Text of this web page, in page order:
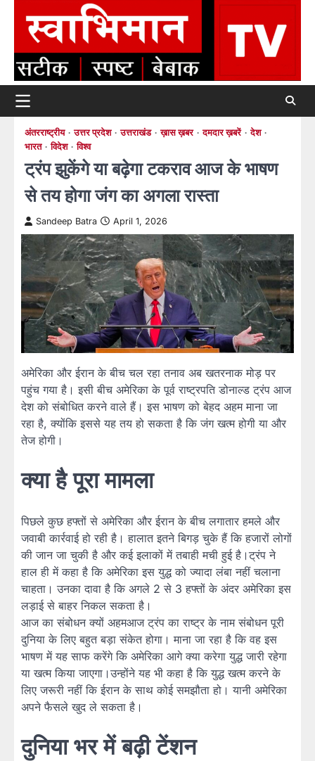
content
अंतरराष्ट्रीय उत्तर प्रदेश उत्तराखंड ख़ास ख़बर दमदार ख़बरें
देश
भारत
विदेश विश्व
ट्रंप झुकेंगे या बढ़ेगा टकराव आज के भाषण
से तय होगा जंग का अगला रास्ता
Sandeep Batra April 1, 2026
अमेरिका और ईरान के बीच चल रहा तनाव अब खतरनाक मोड़ पर
पहुंच गया है। इसी बीच अमेरिका के पूर्व राष्ट्रपति डोनाल्ड ट्रंप आज
देश को संबोधित करने वाले हैं। इस भाषण को बेहद अहम माना जा
रहा है, क्योंकि इससे यह तय हो सकता है कि जंग खत्म होगी या और
तेज होगी।
क्या है पूरा मामला
पिछले कुछ हफ्तों से अमेरिका और ईरान के बीच लगातार हमले और
जवाबी कार्रवाई हो रही है। हालात इतने बिगड़ चुके हैं कि हजारों लोगों
की जान जा चुकी है और कई इलाकों में तबाही मची हुई है।ट्रंप ने
हाल ही में कहा है कि अमेरिका इस युद्ध को ज्यादा लंबा नहीं चलाना
चाहता। उनका दावा है कि अगले 2 से 3 हफ्तों के अंदर अमेरिका इस
लड़ाई से बाहर निकल सकता है।
आज का संबोधन क्यों अहमआज ट्रंप का राष्ट्र के नाम संबोधन पूरी
दुनिया के लिए बहुत बड़ा संकेत होगा। माना जा रहा है कि वह इस
भाषण में यह साफ करेंगे कि अमेरिका आगे क्या करेगा युद्ध जारी रहेगा
या खत्म किया जाएगा।उन्होंने यह भी कहा है कि युद्ध खत्म करने के
लिए जरूरी नहीं कि ईरान के साथ कोई समझौता हो। यानी अमेरिका
अपने फैसले खुद ले सकता है।
दुनिया भर में बढ़ी टेंशन